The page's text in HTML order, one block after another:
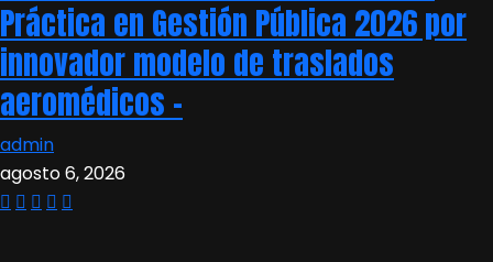
Práctica en Gestión Pública 2026 por
innovador modelo de traslados
aeromédicos –
admin
agosto 6, 2026